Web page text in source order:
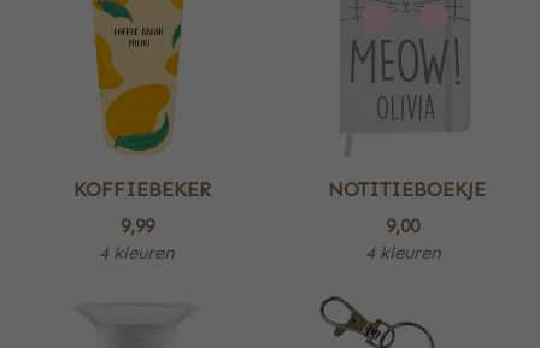
KOFFIEBEKER
9,99
4 kleuren
NOTITIEBOEKJE
9,00
4 kleuren